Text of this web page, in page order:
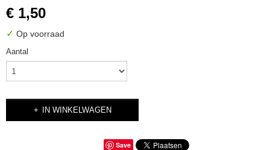
€ 1,50
✓ Op voorraad
Aantal
IN WINKELWAGEN
Save